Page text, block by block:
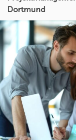
Dortmund